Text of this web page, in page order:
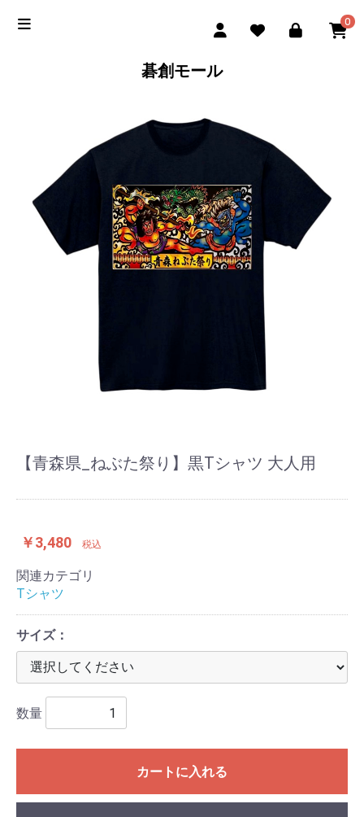
0
碁創モール
【青森県_ねぶた祭り】黒Tシャツ 大人用
￥3,480 税込
関連カテゴリ
Tシャツ
サイズ：
数量
カートに入れる